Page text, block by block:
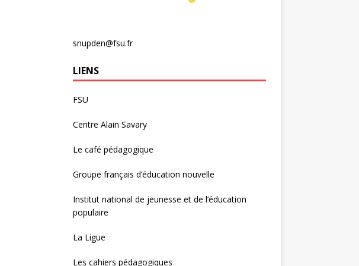
snupden@fsu.fr
LIENS
FSU
Centre Alain Savary
Le café pédagogique
Groupe français d’éducation nouvelle
Institut national de jeunesse et de l’éducation
populaire
La Ligue
Les cahiers pédagogiques